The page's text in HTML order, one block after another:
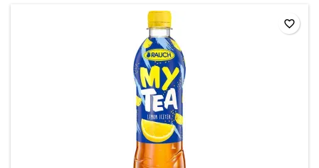
plech
favorite_border